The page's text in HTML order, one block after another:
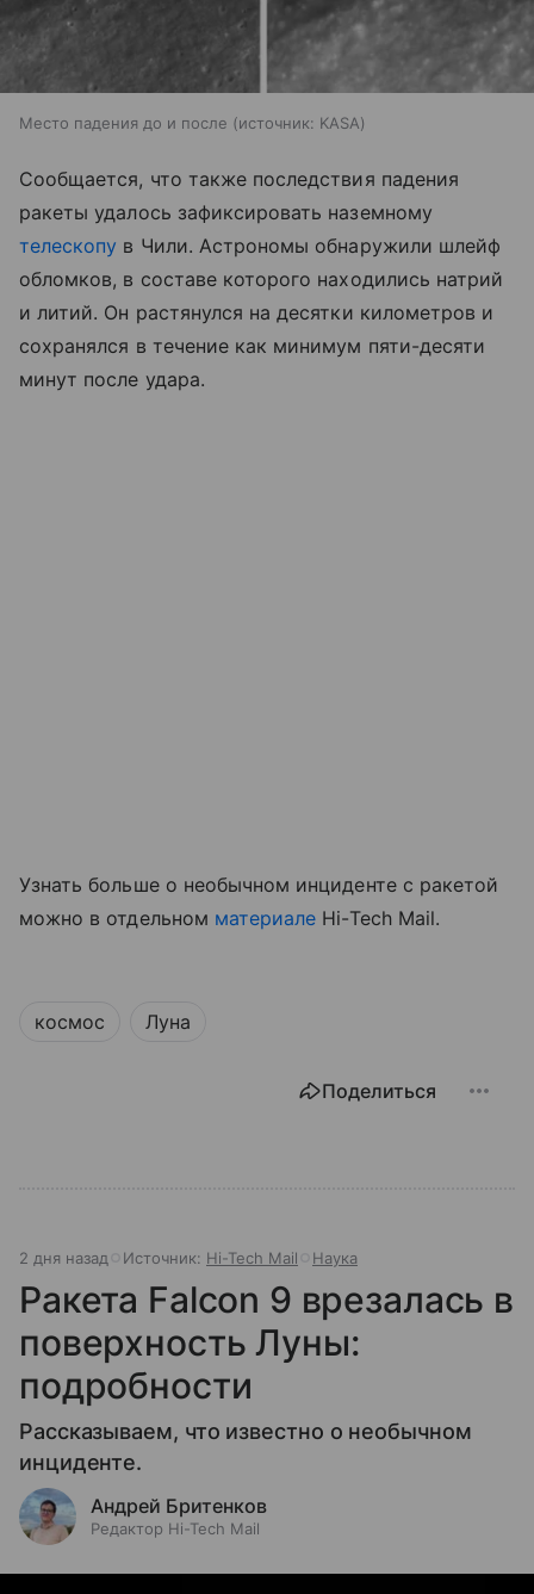
Место падения до и после источник: KASA
Сообщается, что также последствия падения
ракеты удалось зафиксировать наземному
телескопу в Чили. Астрономы обнаружили шлейф
обломков, в составе которого находились натрий
и литий. Он растянулся на десятки километров и
сохранялся в течение как минимум пяти-десяти
минут после удара.
Узнать больше о необычном инциденте с ракетой
можно в отдельном материале Hi-Tech Mail.
космос Луна
Поделиться
2 дня назад Источник: Hi-Tech Mail Наука
Ракета Falcon 9 врезалась в
поверхность Луны:
подробности
Рассказываем, что известно о необычном
инциденте.
Андрей Бритенков
Редактор Hi-Tech Mail